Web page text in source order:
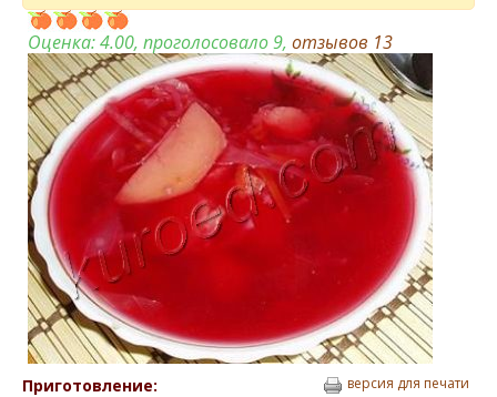
Оценка:4.00, проголосовало 9, отзывов 13
Приготовление: версия для печати